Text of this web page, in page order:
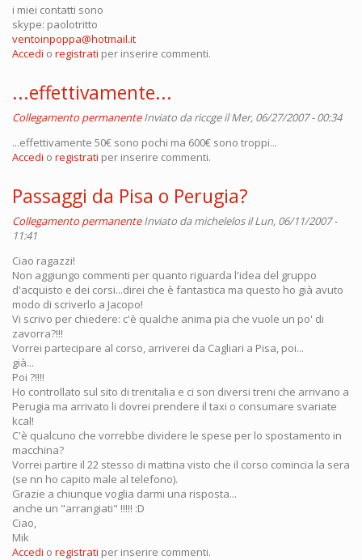
i miei contatti sono
skype: paolotritto
ventoinpoppa@hotmail.it
Accedi o registrati per inserire commenti.
...effettivamente...
Collegamento permanente Inviato dariccgeil Mer, 06/27/2007 - 00:34
...effettivamente 50€ sono pochi ma 600€ sono troppi...
Accedi o registrati per inserire commenti.
Passaggi da Pisa o Perugia?
Collegamento permanente Inviato damichelelosil Lun, 06/11/2007 -
11:41
Ciao ragazzi!
Non aggiungo commenti per quanto riguarda l'idea del gruppo
d'acquisto e dei corsi...direi che è fantastica ma questo ho già avuto
modo di scriverlo a Jacopo!
Vi scrivo per chiedere: c'è qualche anima pia che vuole un po' di
zavorra?!!!
Vorrei partecipare al corso, arriverei da Cagliari a Pisa, poi...
già...
Poi ?!!!!
Ho controllato sul sito di trenitalia e ci son diversi treni che arrivano a
Perugia ma arrivato li dovrei prendere il taxi o consumare svariate
kcal!
C'è qualcuno che vorrebbe dividere le spese per lo spostamento in
macchina?
Vorrei partire il 22 stesso di mattina visto che il corso comincia la sera
(se nn ho capito male al telefono).
Grazie a chiunque voglia darmi una risposta...
anche un "arrangiati" !!!!! :D
Ciao,
Mik
Accedi o registrati per inserire commenti.